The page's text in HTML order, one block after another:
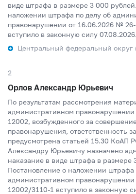
виде штрафа в размере 3 000
наложении штрафа по делу об
правонарушении от 16.06.2026 №
вступило в законную силу 07.08.2026.
Центральный федеральный округ
2
Орлов Александр Юрьевич
По результатам рассмотрения
административном
12002, возбужденного за
правонарушения, ответственность
предусмотрена статьей 15.30 КоАП
Александру Юрьевичу назначено
наказание в виде штрафа в размере
Постановление о наложении штрафа
административном
12002/3110-1 вступило в законную